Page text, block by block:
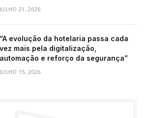
JULHO 21, 2026
“A evolução da hotelaria passa cada
vez mais pela digitalização,
automação e reforço da segurança”
JULHO 15, 2026